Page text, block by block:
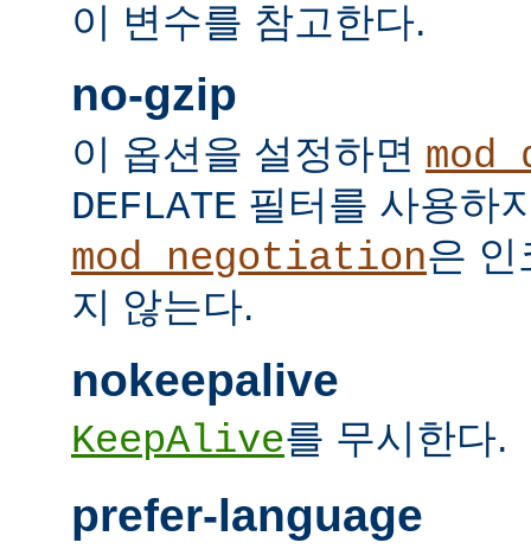
이 변수를 참고한다.
no-gzip
이 옵션을 설정하면
DEFLATE 필터를 사용하
mod_negotiation은 인
지 않는다.
nokeepalive
KeepAlive를 무시한다.
prefer-language